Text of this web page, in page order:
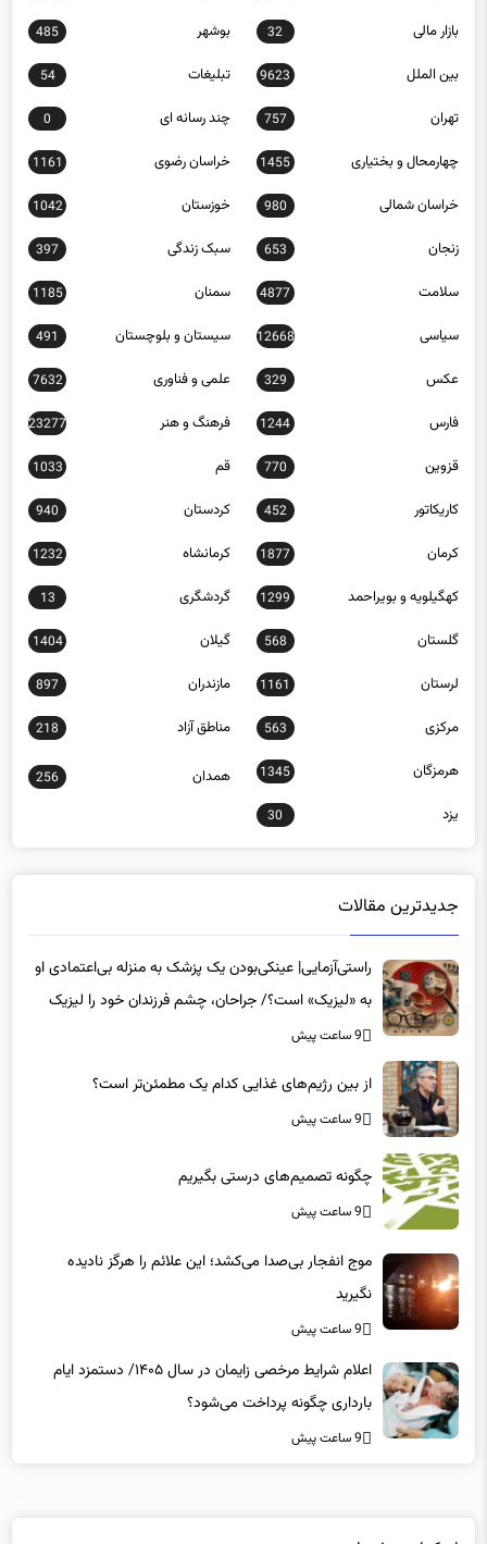
بازار مالی 32 بوشهر 485
بین الملل 9623 تبلیغات 54
تهران 757 چند رسانه ای 0
چهارمحال و بختیاری 1455 خراسان رضوی 1161
خراسان شمالی 980 خوزستان 1042
زنجان 653 سبک زندگی 397
سلامت 4877 سمنان 1185
سیاسی 12668 سیستان و بلوچستان 491
عکس 329 علمی و فناوری 7632
فارس 1244 فرهنگ و هنر 23277
قزوین 770 قم 1033
کاریکاتور 452 کردستان 940
کرمان 1877 کرمانشاه 1232
کهگیلویه و بویراحمد 1299 گردشگری 13
گلستان 568 گیلان 1404
لرستان 1161 مازندران 897
مرکزی 563 مناطق آزاد 218
هرمزگان 1345 همدان 256
یزد 30
جدیدترین مقالات
راستی‌آزمایی| عینکی‌بودن یک پزشک به منزله بی‌اعتمادی او
به «لیزیک» است؟/ جراحان، چشم فرزندان خود را لیزیک
می‌کنند؟
9 ساعت پیش
از بین رژیم‌های غذایی کدام یک مطمئن‌تر است؟‌
9 ساعت پیش
چگونه تصمیم‌های درستی بگیریم
9 ساعت پیش
موج انفجار بی‌صدا می‌کشد؛ این علائم را هرگز نادیده
نگیرید
9 ساعت پیش
اعلام شرایط مرخصی زایمان در سال ۱۴۰۵/ دستمزد ایام
بارداری چگونه پرداخت می‌شود؟
9 ساعت پیش